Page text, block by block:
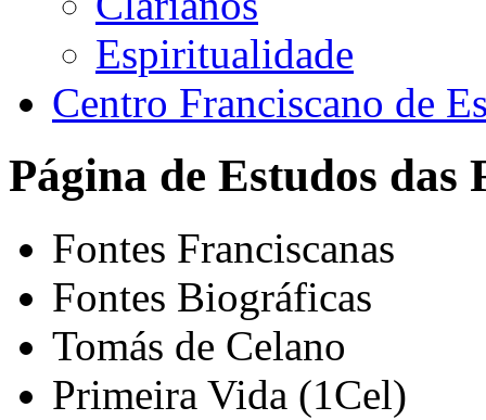
Espiritualidade
Centro Franciscano de
Página de Estudos das
Fontes Franciscanas
Fontes Biográficas
Tomás de Celano
Primeira Vida (1Cel)